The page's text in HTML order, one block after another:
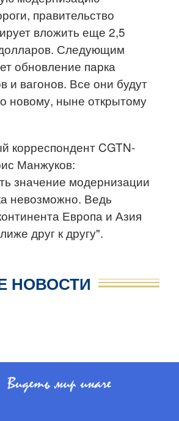
правительство
вложить еще 2,5
Следующим
обновление парка
и вагонов. Все они будут
новому, ныне открытому
корреспондент CGTN-
Манжуков:
значение модернизации
невозможно. Ведь
Европа и Азия
друг к другу".
НОВОСТИ